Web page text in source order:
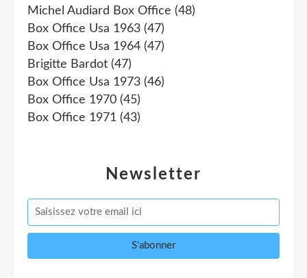
Newsletter
Michel Audiard Box Office (48)
Box Office Usa 1963 (47)
Box Office Usa 1964 (47)
Brigitte Bardot (47)
Box Office Usa 1973 (46)
Box Office 1970 (45)
Box Office 1971 (43)